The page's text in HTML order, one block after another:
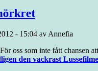
- 15:04 av Annefia
oss som inte fått chansen
den vackrast